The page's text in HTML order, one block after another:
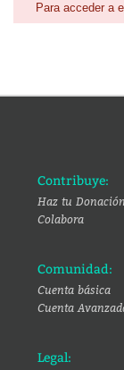
Para acceder a
Contribuye:
Haz tu Donación
Colabora
Comunidad:
Cuenta básica
Cuenta
Legal: